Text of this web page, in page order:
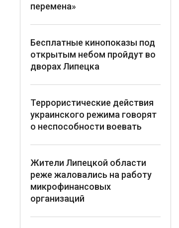
перемена»
Бесплатные кинопоказы под
открытым небом пройдут во
дворах Липецка
Террористические действия
украинского режима говорят
о неспособности воевать
Жители Липецкой области
реже жаловались на работу
микрофинансовых
организаций